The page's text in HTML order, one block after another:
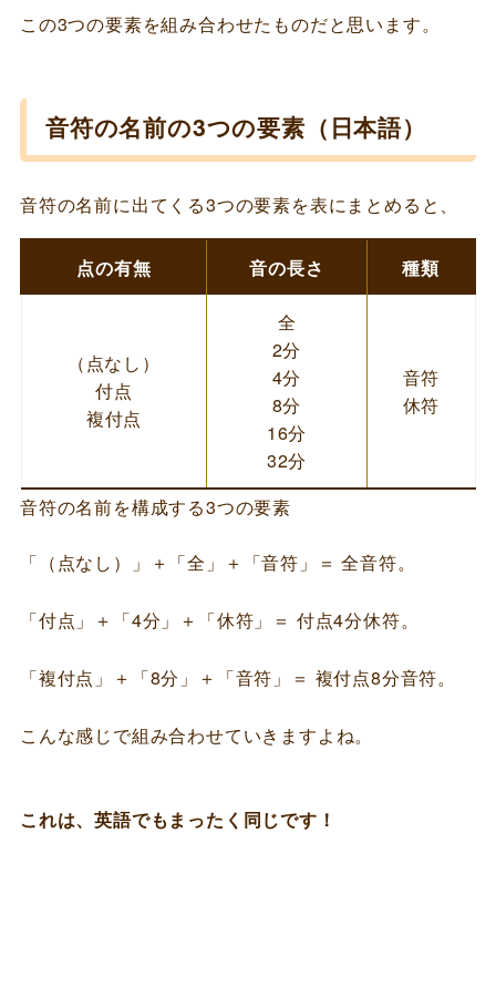
この3つの要素を組み合わせたものだと思います。
音符の名前の3つの要素（日本語）
音符の名前に出てくる3つの要素を表にまとめると、
点の有無 音の長さ 種類
（点なし）
付点
複付点
全
2分
4分
8分
16分
32分
音符
休符
音符の名前を構成する3つの要素
「（点なし）」＋「全」＋「音符」＝ 全音符。
「付点」＋「4分」＋「休符」＝ 付点4分休符。
「複付点」＋「8分」＋「音符」＝ 複付点8分音符。
こんな感じで組み合わせていきますよね。
これは、英語でもまったく同じです！